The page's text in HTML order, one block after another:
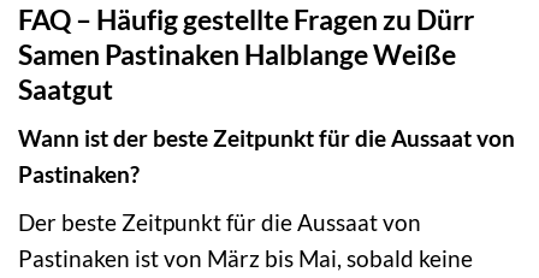
FAQ – Häufig gestellte Fragen zu Dürr
Samen Pastinaken Halblange Weiße
Saatgut
Wann ist der beste Zeitpunkt für die Aussaat von
Pastinaken?
Der beste Zeitpunkt für die Aussaat von
Pastinaken ist von März bis Mai, sobald keine